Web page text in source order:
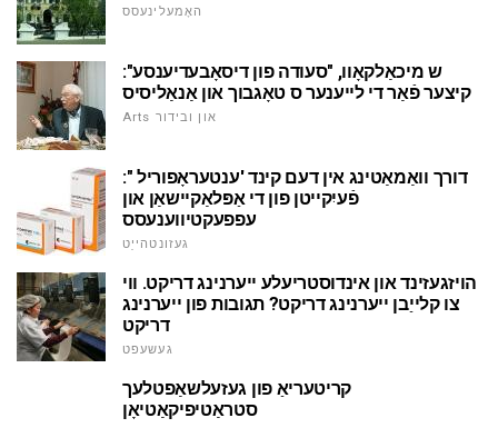
האָמעלינעסס
ש מיכאַלקאָוו, "סעודה פון דיסאָבעדיענסע":
קיצער פֿאַר די לייענער ס טאָגבוך און אַנאַליסיס
Arts און ובידור
דורך וואַמאַטינג אין דעם קינד 'ענטעראָפוריל ":
פֿעיִקייטן פון די אַפּלאַקיישאַן און
עפפעקטיווענעסס
געזונטהייַט
הויזגעזינד און אינדוסטריעלע ייערנינג דריקט. ווי
צו קלייַבן ייערנינג דריקט? תגובות פון ייערנינג
דריקט
געשעפט
קריטעריאַ פון געזעלשאַפטלעך
סטראַטיפיקאַטיאָן